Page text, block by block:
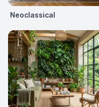
Neoclassical